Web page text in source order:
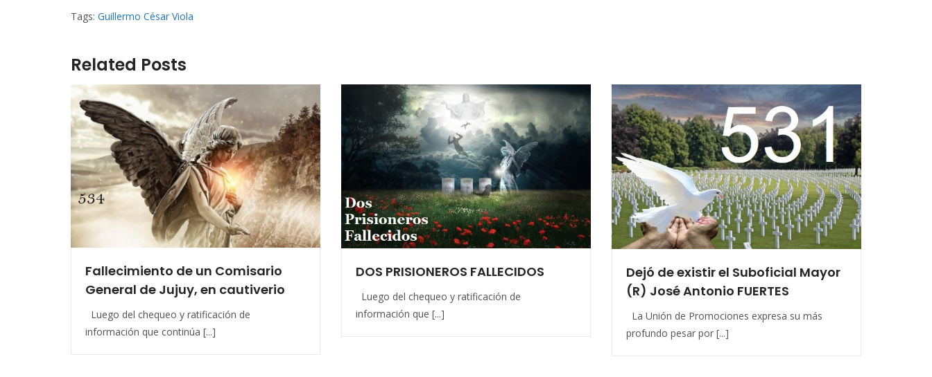
Tags: Guillermo César Viola
Related Posts
Fallecimiento de un Comisario
General de Jujuy, en cautiverio
Luego del chequeo y ratificación de
información que continúa [...]
DOS PRISIONEROS FALLECIDOS
Luego del chequeo y ratificación de
información que [...]
Dejó de existir el Suboficial Mayor
(R) José Antonio FUERTES
La Unión de Promociones expresa su más
profundo pesar por [...]